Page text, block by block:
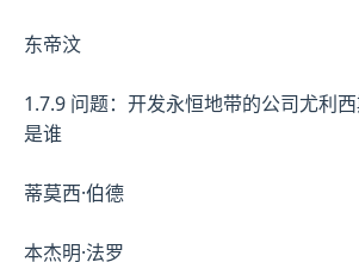
东帝汶
1.7.9 问题：开发永恒地带的公司尤利
是谁
蒂莫西·伯德
本杰明·法罗